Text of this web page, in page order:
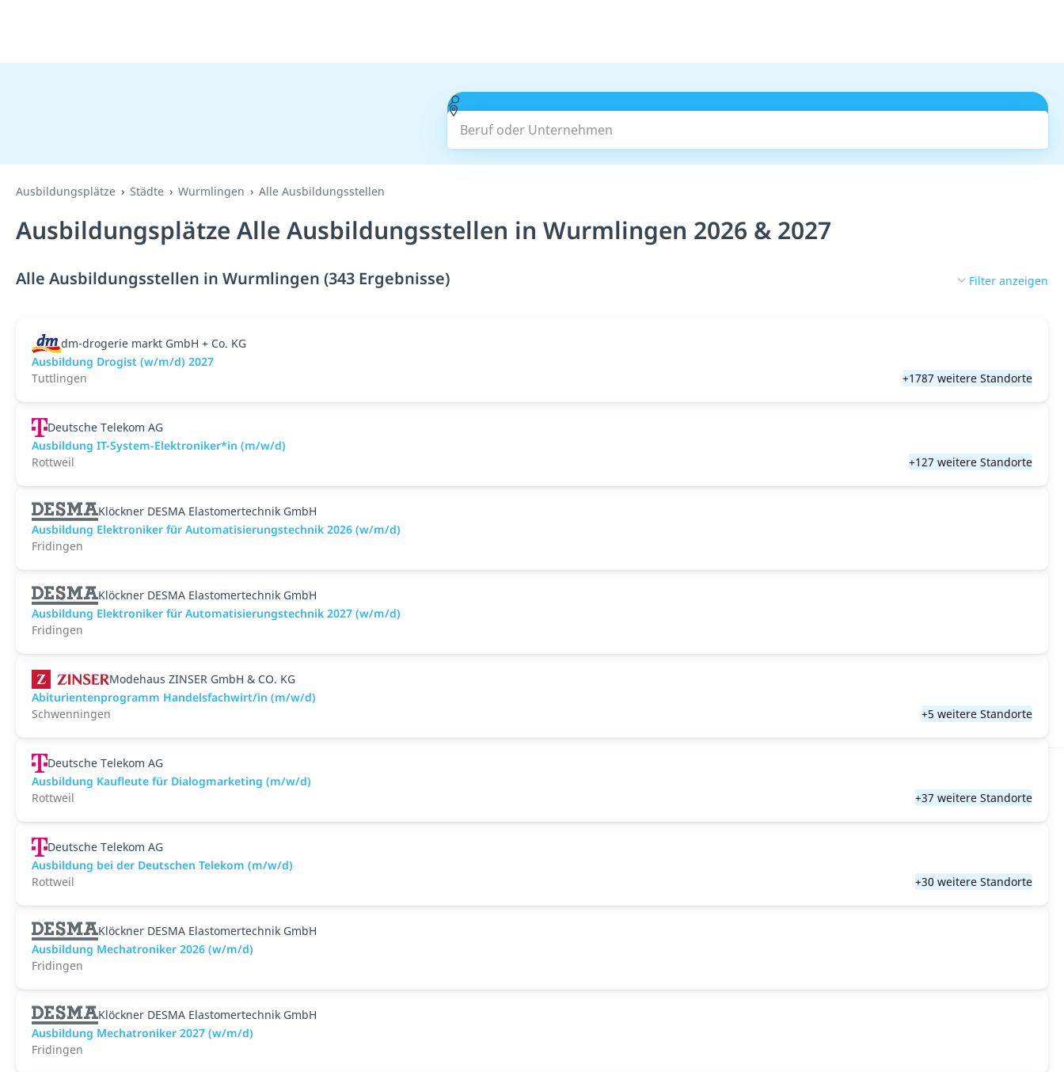
Beruf oder Unternehmen
Ausbildungsplätze Städte Wurmlingen Alle Ausbildungsstellen
Ausbildungsplätze Alle Ausbildungsstellen in Wurmlingen 2026 & 2027
Alle Ausbildungsstellen in Wurmlingen (343 Ergebnisse) Filter anzeigen
dm-drogerie markt GmbH + Co. KG
Ausbildung Drogist (w/m/d) 2027
Tuttlingen
+1787 weitere Standorte
Deutsche Telekom AG
Ausbildung IT-System-Elektroniker*in (m/w/d)
Rottweil
+127 weitere Standorte
Klöckner DESMA Elastomertechnik GmbH
Ausbildung Elektroniker für Automatisierungstechnik 2026 (w/m/d)
Fridingen
Klöckner DESMA Elastomertechnik GmbH
Ausbildung Elektroniker für Automatisierungstechnik 2027 (w/m/d)
Fridingen
Modehaus ZINSER GmbH & CO. KG
Abiturientenprogramm Handelsfachwirt/in (m/w/d)
Schwenningen
+5 weitere Standorte
Deutsche Telekom AG
Ausbildung Kaufleute für Dialogmarketing (m/w/d)
Rottweil
+37 weitere Standorte
Deutsche Telekom AG
Ausbildung bei der Deutschen Telekom (m/w/d)
Rottweil
+30 weitere Standorte
Klöckner DESMA Elastomertechnik GmbH
Ausbildung Mechatroniker 2026 (w/m/d)
Fridingen
Klöckner DESMA Elastomertechnik GmbH
Ausbildung Mechatroniker 2027 (w/m/d)
Fridingen